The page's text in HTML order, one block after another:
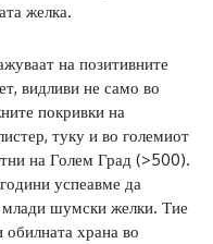
желка.
на позитивните
видливи не само во
покривки на
туку и во големиот
на Голем Град (>500).
успеавме да
шумски желки. Тие
обилната храна во